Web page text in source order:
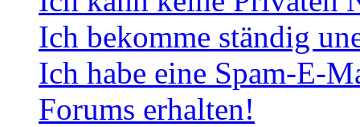
Ich bekomme ständig
Ich habe eine Spam-E-
Forums erhalten!